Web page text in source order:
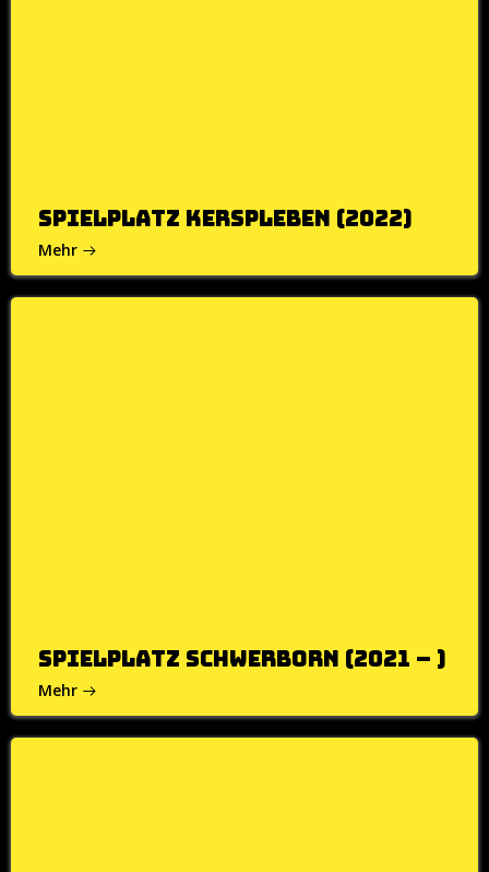
Spielplatz Kerspleben (2022)
Mehr
Spielplatz Schwerborn (2021 – )
Mehr